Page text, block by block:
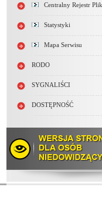
Centralny Rejestr
Statystyki
Mapa Serwisu
RODO
SYGNALIŚCI
DOSTĘPNOŚĆ